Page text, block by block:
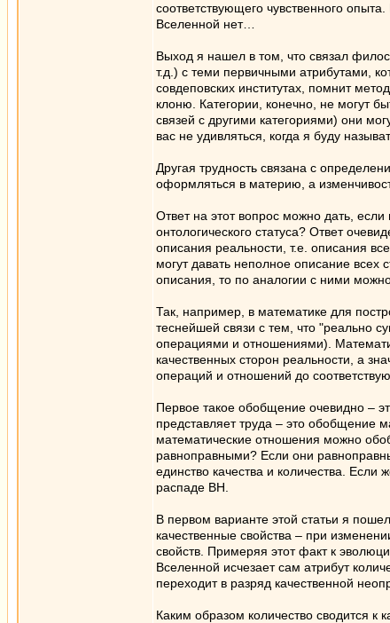
соответствующего чувственного
Вселенной нет…
Выход я нашел в том, что связал
т.д.) с теми первичными атрибутами,
совдеповских институтах, помнит
клоню. Категории, конечно, не могут
связей с другими категориями) они
вас не удивляться, когда я буду
Другая трудность связана с
оформляться в материю, а
Ответ на этот вопрос можно дать,
онтологического статуса? Ответ
описания реальности, т.е. описания
могут давать неполное описание всех
описания, то по аналогии с ними
Так, например, в математике для
теснейшей связи с тем, что "реально
операциями и отношениями).
качественных сторон реальности, а
операций и отношений до
Первое такое обобщение очевидно –
представляет труда – это обобщение
математические отношения можно
равноправными? Если они
единство качества и количества.
распаде ВН.
В первом варианте этой статьи я
качественные свойства – при
свойств. Примеряя этот факт к
Вселенной исчезает сам атрибут
переходит в разряд качественной
Каким образом количество сводится к